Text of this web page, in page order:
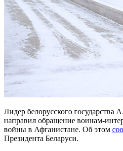
Лидер белорусского государства
направил обращение воинам-
войны в Афганистане. Об этом
Президента Беларуси.